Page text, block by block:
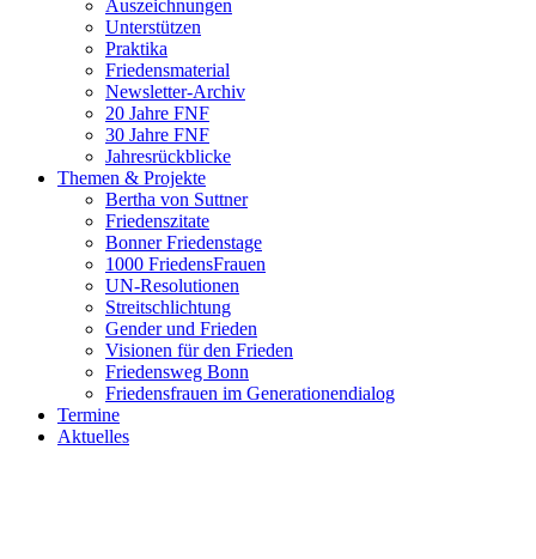
Auszeichnungen
Unterstützen
Praktika
Friedensmaterial
Newsletter-Archiv
20 Jahre FNF
30 Jahre FNF
Jahresrückblicke
Themen & Projekte
Bertha von Suttner
Friedenszitate
Bonner Friedenstage
1000 FriedensFrauen
UN-Resolutionen
Streitschlichtung
Gender und Frieden
Visionen für den Frieden
Friedensweg Bonn
Friedensfrauen im Generationendialog
Termine
Aktuelles